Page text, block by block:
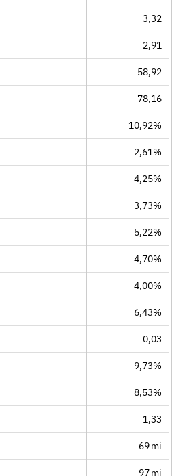
3,32
2,91
58,92
78,16
10,92%
2,61%
4,25%
3,73%
5,22%
4,70%
4,00%
6,43%
0,03
9,73%
8,53%
1,33
69 mi
97 mi